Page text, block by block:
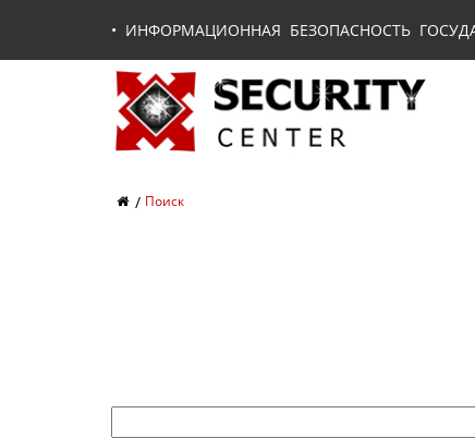
• ИНФОРМАЦИОННАЯ БЕЗОПАСНОСТЬ
Поиск